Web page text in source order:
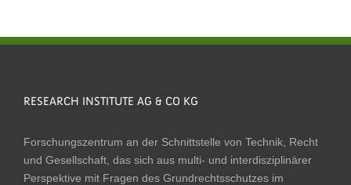
RESEARCH INSTITUTE AG & CO KG
Forschungszentrum an der Schnittstelle von Technik, Recht
und Gesellschaft, das sich aus multi- und interdisziplinärer
Perspektive mit Fragen des Grundrechtsschutzes im